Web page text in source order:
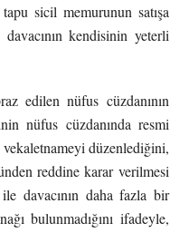
sicil memurunun satışa
kendisinin yeterli
edilen nüfus cüzdanının
nüfus cüzdanında resmi
vekaletnameyi düzenlediğini,
reddine karar verilmesi
davacının daha fazla bir
bulunmadığını ifadeyle,